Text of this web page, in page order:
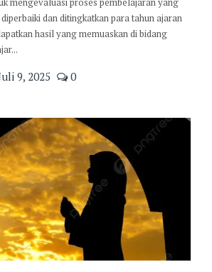
dan ditingkatkan para tahun ajaran
hasil yang memuaskan di bidang
9, 2025 0